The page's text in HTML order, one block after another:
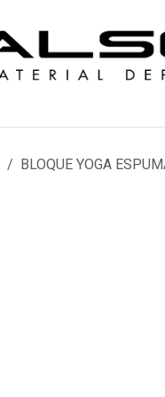
BLOQUE YOGA